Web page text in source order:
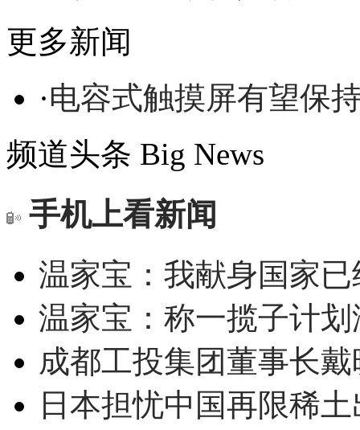
更多新闻
·电容式触摸屏有望保
频道头条 Big News
手机上看新闻
温家宝：我献身国家
温家宝：称一揽子计
成都工投集团董事长
日本担忧中国再限稀